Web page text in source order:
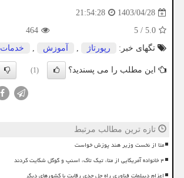
1403/04/28
21:54:28
5.0
/
5
464
تگهای خبر:
رپورتاژ , آموزش , خدمات
این مطلب را می پسندید؟ (1)
تازه ترین مطالب مرتبط
متا از نخست وزیر هند پوزش خواست
۴ خانواده آمریکایی از متا، تیک تاک، اسنپ و گوگل شکایت کردند